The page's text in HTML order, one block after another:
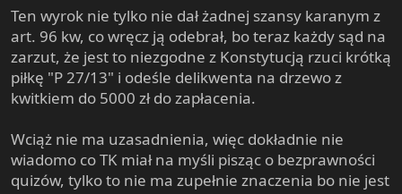
Ten wyrok nie tylko nie dał żadnej szansy karanym z
art. 96 kw, co wręcz ją odebrał, bo teraz każdy sąd na
zarzut, że jest to niezgodne z Konstytucją rzuci krótką
piłkę "P 27/13" i odeśle delikwenta na drzewo z
kwitkiem do 5000 zł do zapłacenia.
Wciąż nie ma uzasadnienia, więc dokładnie nie
wiadomo co TK miał na myśli pisząc o bezprawności
quizów, tylko to nie ma zupełnie znaczenia bo nie jest